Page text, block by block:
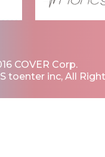
COVER Corp.
toenter inc, All